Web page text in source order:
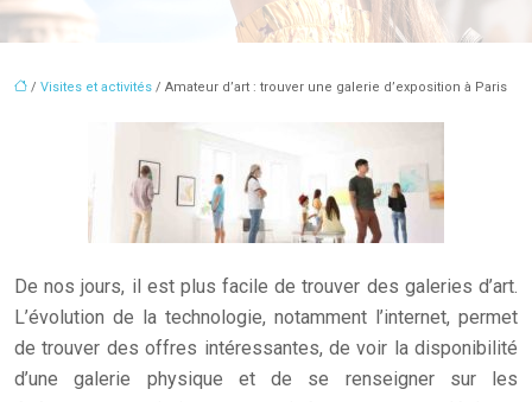
/ Visites et activités / Amateur d’art : trouver une galerie d’exposition à Paris
De nos jours, il est plus facile de trouver des galeries d’art.
L’évolution de la technologie, notamment l’internet, permet
de trouver des offres intéressantes, de voir la disponibilité
d’une galerie physique et de se renseigner sur les